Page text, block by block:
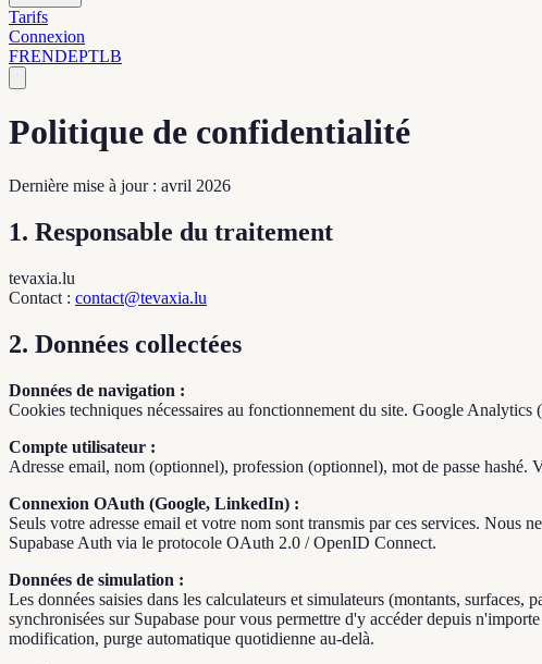
Tarifs
Connexion
FRENDEPTLB
Politique de confidentialité
Dernière mise à jour : avril 2026
1. Responsable du traitement
tevaxia.lu
Contact : contact@tevaxia.lu
2. Données collectées
Données de navigation :
Cookies techniques nécessaires au fonctionnement du site. Google Analytics
Compte utilisateur :
Adresse email, nom (optionnel), profession (optionnel), mot de passe
Connexion OAuth (Google, LinkedIn) :
Seuls votre adresse email et votre nom sont transmis par ces services. Nous
Supabase Auth via le protocole OAuth 2.0 / OpenID Connect.
Données de simulation :
Les données saisies dans les calculateurs et simulateurs (montants,
synchronisées sur Supabase pour vous permettre d'y accéder depuis
modification, purge automatique quotidienne au-delà.